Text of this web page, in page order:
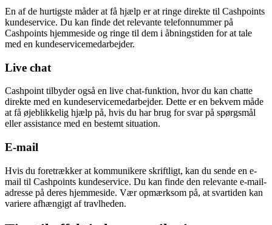
En af de hurtigste måder at få hjælp er at ringe direkte til Cashpoints
kundeservice. Du kan finde det relevante telefonnummer på
Cashpoints hjemmeside og ringe til dem i åbningstiden for at tale
med en kundeservicemedarbejder.
Live chat
Cashpoint tilbyder også en live chat-funktion, hvor du kan chatte
direkte med en kundeservicemedarbejder. Dette er en bekvem måde
at få øjeblikkelig hjælp på, hvis du har brug for svar på spørgsmål
eller assistance med en bestemt situation.
E-mail
Hvis du foretrækker at kommunikere skriftligt, kan du sende en e-
mail til Cashpoints kundeservice. Du kan finde den relevante e-mail-
adresse på deres hjemmeside. Vær opmærksom på, at svartiden kan
variere afhængigt af travlheden.